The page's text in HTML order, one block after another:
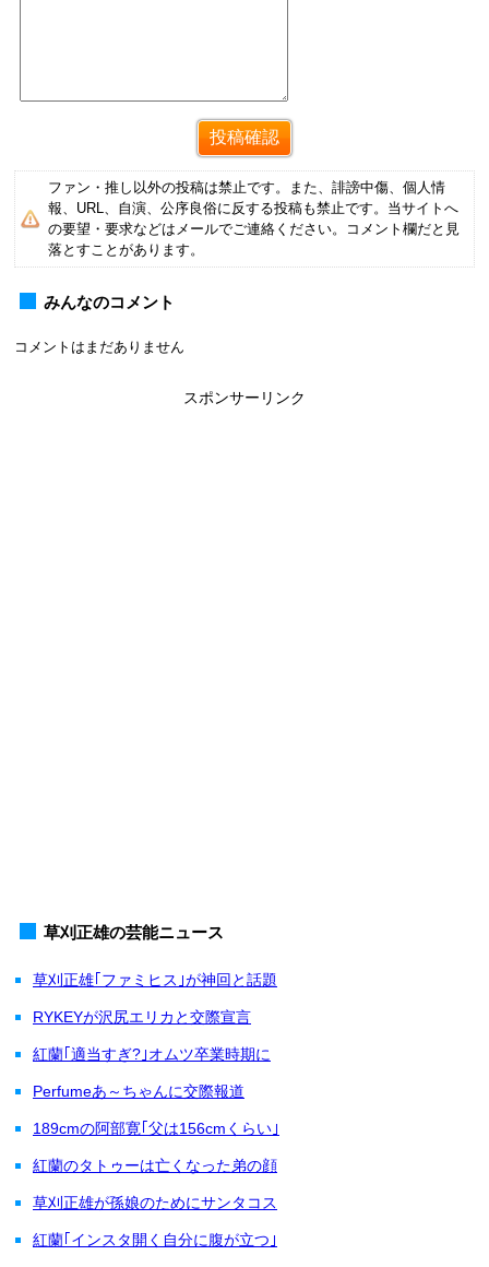
ファン・推し以外の投稿は禁止です。また、誹謗中傷、個人情
報、URL、自演、公序良俗に反する投稿も禁止です。当サイトへ
の要望・要求などはメールでご連絡ください。コメント欄だと見
落とすことがあります。
みんなのコメント
コメントはまだありません
スポンサーリンク
草刈正雄の芸能ニュース
草刈正雄｢ファミヒス｣が神回と話題
RYKEYが沢尻エリカと交際宣言
紅蘭｢適当すぎ?｣オムツ卒業時期に
Perfumeあ～ちゃんに交際報道
189cmの阿部寛｢父は156cmくらい｣
紅蘭のタトゥーは亡くなった弟の顔
草刈正雄が孫娘のためにサンタコス
紅蘭｢インスタ開く自分に腹が立つ｣